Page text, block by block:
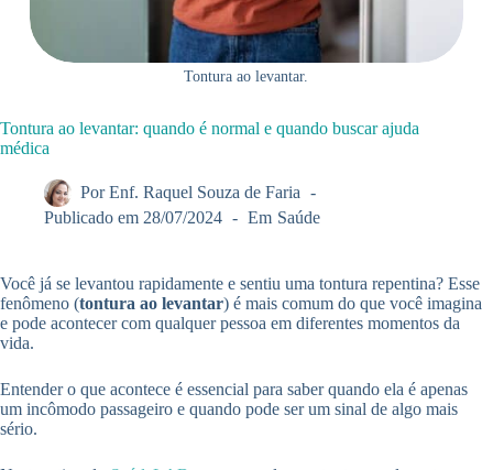
Tontura ao levantar.
Tontura ao levantar: quando é normal e quando buscar ajuda
médica
Por Enf. Raquel Souza de Faria
Publicado em 28/07/2024 Em Saúde
Você já se levantou rapidamente e sentiu uma tontura repentina? Esse
fenômeno (tontura ao levantar) é mais comum do que você imagina
e pode acontecer com qualquer pessoa em diferentes momentos da
vida.
Entender o que acontece é essencial para saber quando ela é apenas
um incômodo passageiro e quando pode ser um sinal de algo mais
sério.